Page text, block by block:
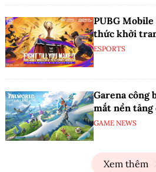
PUBG
thức khởi
ESPORTS
Garena công
mắt nền tảng
GAME NEWS
Xem thêm